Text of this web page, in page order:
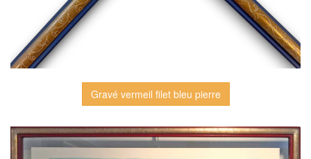
Gravé vermeil filet bleu pierre